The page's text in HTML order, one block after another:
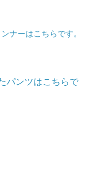
ナーはこちらです。
パンツはこちらで